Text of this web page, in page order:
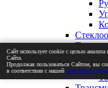
Сайт использует cookie с целью
Сайта.
Продолжая пользоваться Сайтом, вы
в соответствии с нашейПолитикой